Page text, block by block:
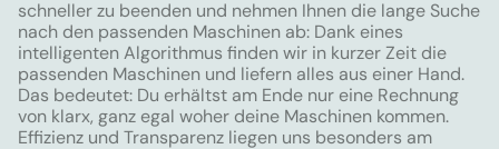
schneller zu beenden und nehmen Ihnen die lange Suche
nach den passenden Maschinen ab: Dank eines
intelligenten Algorithmus finden wir in kurzer Zeit die
passenden Maschinen und liefern alles aus einer Hand.
Das bedeutet: Du erhältst am Ende nur eine Rechnung
von klarx, ganz egal woher deine Maschinen kommen.
Effizienz und Transparenz liegen uns besonders am